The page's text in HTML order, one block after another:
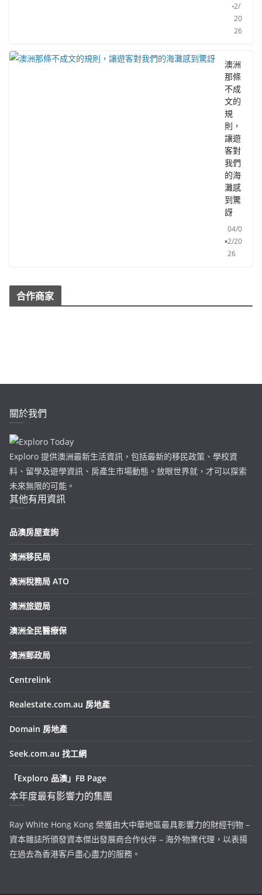
2/
20
26
澳洲
那條
不成
文的
規
則，
讓遊
客對
我們
的海
灘感
到驚
訝
04/0
2/20
26
合作商家
關於我們
Exploro 提供澳洲最新生活資訊，包括最新的移民政策、學校資
料、留學及遊學資訊、房產生市場動態。放眼世界就，才可以探索
未來無限的可能。
其他有用資訊
品澳房屋查詢
澳洲移民局
澳洲稅務局 ATO
澳洲旅遊局
澳洲全民醫療保
澳洲郵政局
Centrelink
Realestate.com.au 房地產
Domain 房地產
Seek.com.au 找工網
「Exploro 品澳」FB Page
本年度最有影響力的集團
Ray White Hong Kong 榮獲由大中華地區最具影響力的財經刊物 –
資本雜誌所頒發資本傑出發展商合作伙伴 – 海外物業代理，以表揚
在過去為香港客戶盡心盡力的服務。